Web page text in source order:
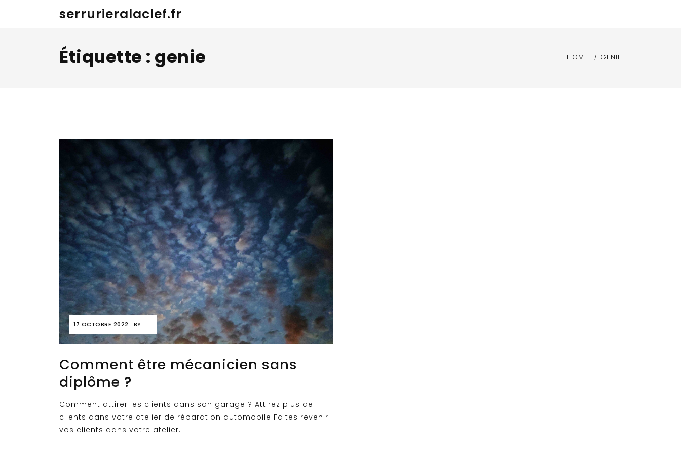
serrurieralaclef.fr
Étiquette : genie HOME GENIE
17 OCTOBRE 2022 BY
Comment être mécanicien sans
diplôme ?
Comment attirer les clients dans son garage ? Attirez plus de
clients dans votre atelier de réparation automobile Faites revenir
vos clients dans votre atelier.